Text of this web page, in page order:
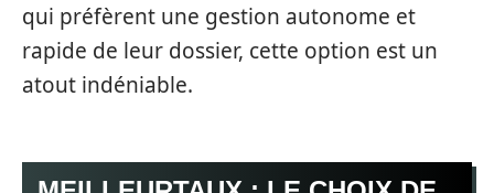
qui préfèrent une gestion autonome et
rapide de leur dossier, cette option est un
atout indéniable.